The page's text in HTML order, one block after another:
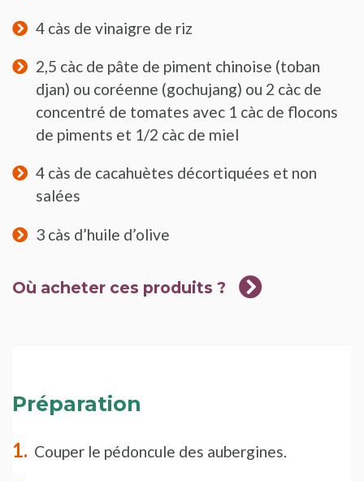
4 càs de vinaigre de riz
2,5 càc de pâte de piment chinoise (toban
djan) ou coréenne (gochujang) ou 2 càc de
concentré de tomates avec 1 càc de flocons
de piments et 1/2 càc de miel
4 càs de cacahuètes décortiquées et non
salées
3 càs d’huile d’olive
Où acheter ces produits ?
Préparation
Couper le pédoncule des aubergines.